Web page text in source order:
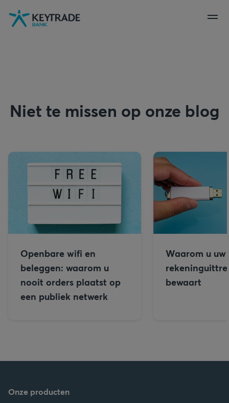
Naar
navigatie
Naar
aanmelden
Naar
inhoud
Niet te missen op onze blog
Openbare wifi en
beleggen: waarom u
nooit orders plaatst op
een publiek netwerk
Waarom u uw
bewaart
Onze producten